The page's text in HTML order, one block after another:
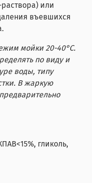
или
въевшихся
мойки 20-40°С.
по виду и
воды, типу
В жаркую
гликоль,